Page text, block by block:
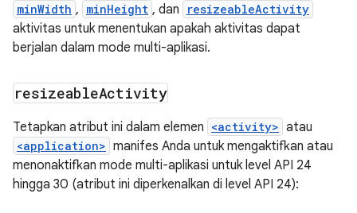
minWidth , minHeight , dan resizeableActivity
aktivitas untuk menentukan apakah aktivitas dapat
berjalan dalam mode multi-aplikasi.
resizeableActivity
Tetapkan atribut ini dalam elemen <activity> atau
<application> manifes Anda untuk mengaktifkan atau
menonaktifkan mode multi-aplikasi untuk level API 24
hingga 30 (atribut ini diperkenalkan di level API 24):